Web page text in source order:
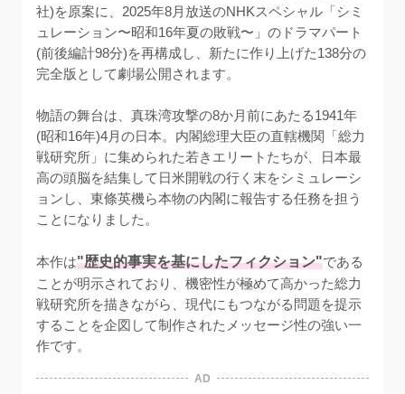
社)を原案に、2025年8月放送のNHKスペシャル「シミ
ュレーション〜昭和16年夏の敗戦〜」のドラマパート
(前後編計98分)を再構成し、新たに作り上げた138分の
完全版として劇場公開されます。
物語の舞台は、真珠湾攻撃の8か月前にあたる1941年
(昭和16年)4月の日本。内閣総理大臣の直轄機関「総力
戦研究所」に集められた若きエリートたちが、日本最
高の頭脳を結集して日米開戦の行く末をシミュレーシ
ョンし、東條英機ら本物の内閣に報告する任務を担う
ことになりました。
本作は"歴史的事実を基にしたフィクション"である
ことが明示されており、機密性が極めて高かった総力
戦研究所を描きながら、現代にもつながる問題を提示
することを企図して制作されたメッセージ性の強い一
作です。
AD